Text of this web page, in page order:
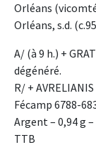
Orléans
Orléans, s.d.
A/ (à 9 h.) +
dégénéré.
R/ +
Fécamp 6788-
Argent – 0,94 g
TTB